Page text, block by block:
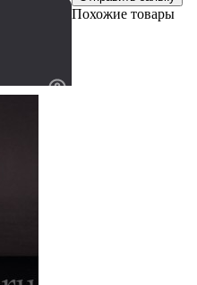
Похожие товары